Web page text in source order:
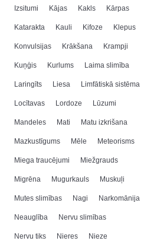
Izsitumi Kājas Kakls Kārpas
Katarakta Kauli Kifoze Klepus
Konvulsijas Krākšana Krampji
Kuņģis Kurlums Laima slimība
Laringīts Liesa Limfātiskā sistēma
Locītavas Lordoze Lūzumi
Mandeles Mati Matu izkrišana
Mazkustīgums Mēle Meteorisms
Miega traucējumi Miežgrauds
Migrēna Mugurkauls Muskuļi
Mutes slimības Nagi Narkomānija
Neauglība Nervu slimības
Nervu tiks Nieres Nieze